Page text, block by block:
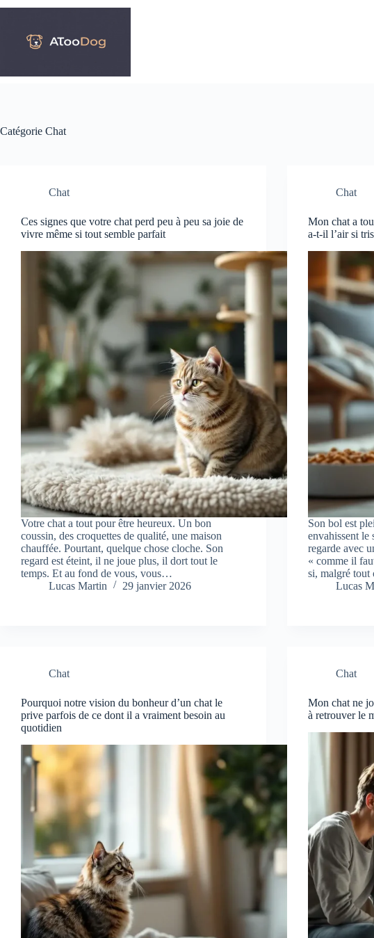
Passer
Catégorie Chat
Chat
Ces signes que votre chat perd peu à peu sa joie de
vivre même si tout semble parfait
Votre chat a tout pour être heureux. Un bon
coussin, des croquettes de qualité, une maison
chauffée. Pourtant, quelque chose cloche. Son
regard est éteint, il ne joue plus, il dort tout le
temps. Et au fond de vous, vous…
Lucas Martin
29 janvier 2026
Chat
Mon chat a
a-t-il l’air si
Son bol est
envahissent
regarde avec
« comme il
si, malgré
Lucas
Chat
Pourquoi notre vision du bonheur d’un chat le
prive parfois de ce dont il a vraiment besoin au
quotidien
Chat
Mon chat ne
à retrouver le